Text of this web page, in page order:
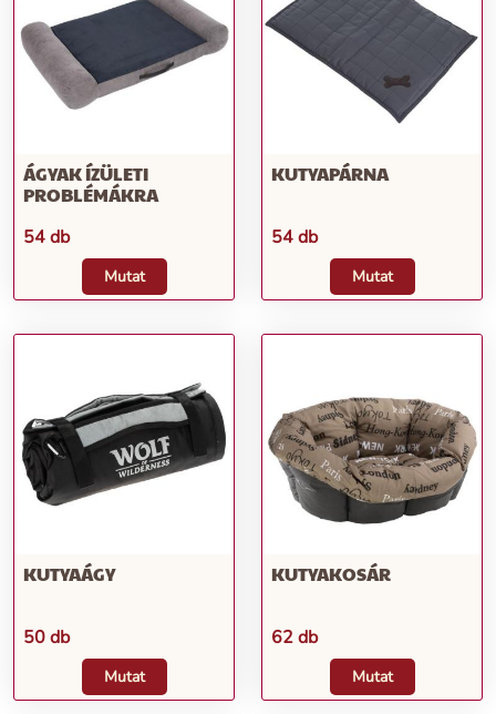
ÁGYAK ÍZÜLETI
PROBLÉMÁKRA
54 db
Mutat
KUTYAPÁRNA
54 db
Mutat
KUTYAÁGY
50 db
Mutat
KUTYAKOSÁR
62 db
Mutat